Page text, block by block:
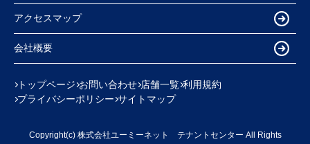
アクセスマップ
会社概要
トップページ お問い合わせ 店舗一覧 利用規約
プライバシーポリシー サイトマップ
Copyright(c) 株式会社ユーミーネット テナントセンター All Rights